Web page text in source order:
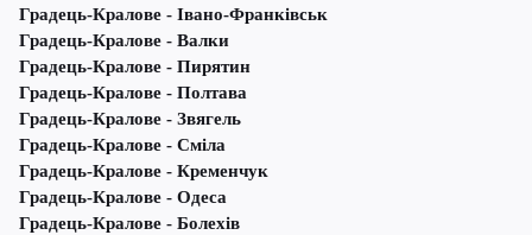
Градець-Кралове - Івано-Франківськ
Градець-Кралове - Валки
Градець-Кралове - Пирятин
Градець-Кралове - Полтава
Градець-Кралове - Звягель
Градець-Кралове - Сміла
Градець-Кралове - Кременчук
Градець-Кралове - Одеса
Градець-Кралове - Болехів